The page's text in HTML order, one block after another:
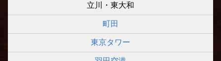
立川・東大和
町田
東京タワー